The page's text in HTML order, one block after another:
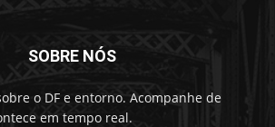
SOBRE NÓS
o DF e entorno. Acompanhe de
em tempo real.